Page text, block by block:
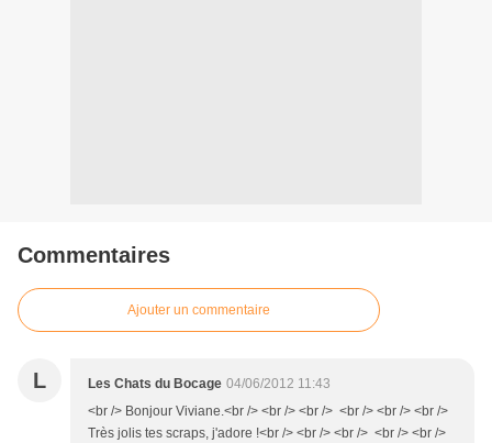
Commentaires
Ajouter un commentaire
L Les Chats du Bocage 04/06/2012 11:43
<br /> Bonjour Viviane.<br /> <br /> <br /> <br /> <br /> <br />
Très jolis tes scraps, j'adore !<br /> <br /> <br /> <br /> <br />